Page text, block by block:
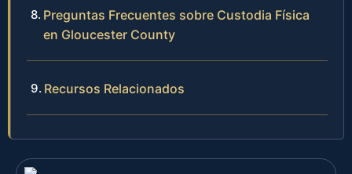
Preguntas Frecuentes sobre Custodia Física
en Gloucester County
Recursos Relacionados